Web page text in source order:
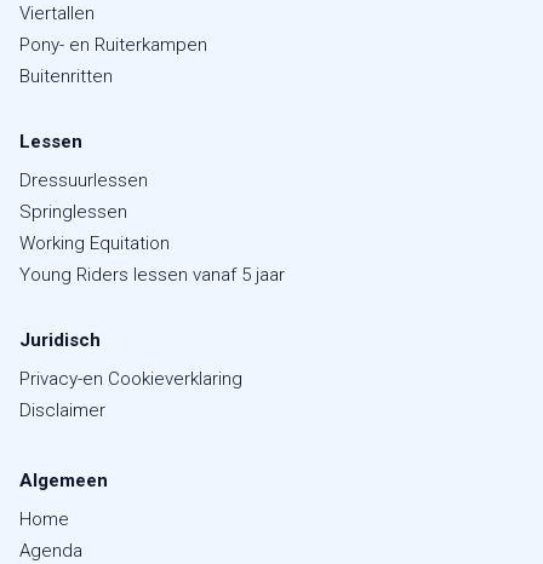
Viertallen
Pony- en Ruiterkampen
Buitenritten
Lessen
Dressuurlessen
Springlessen
Working Equitation
Young Riders lessen vanaf 5 jaar
Juridisch
Privacy-en Cookieverklaring
Disclaimer
Algemeen
Home
Agenda